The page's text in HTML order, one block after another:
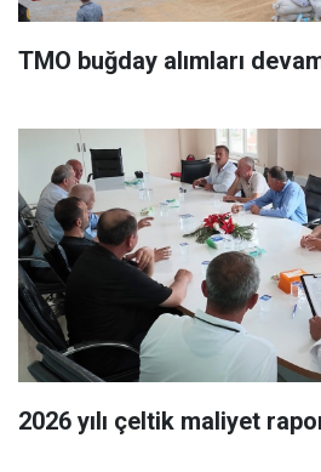
TMO buğday alımları
2026 yılı çeltik maliyet